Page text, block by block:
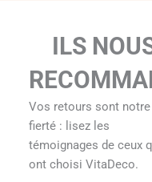
ILS
Vos retours sont notre
fierté : lisez les
témoignages de ceux
ont choisi VitaDeco.